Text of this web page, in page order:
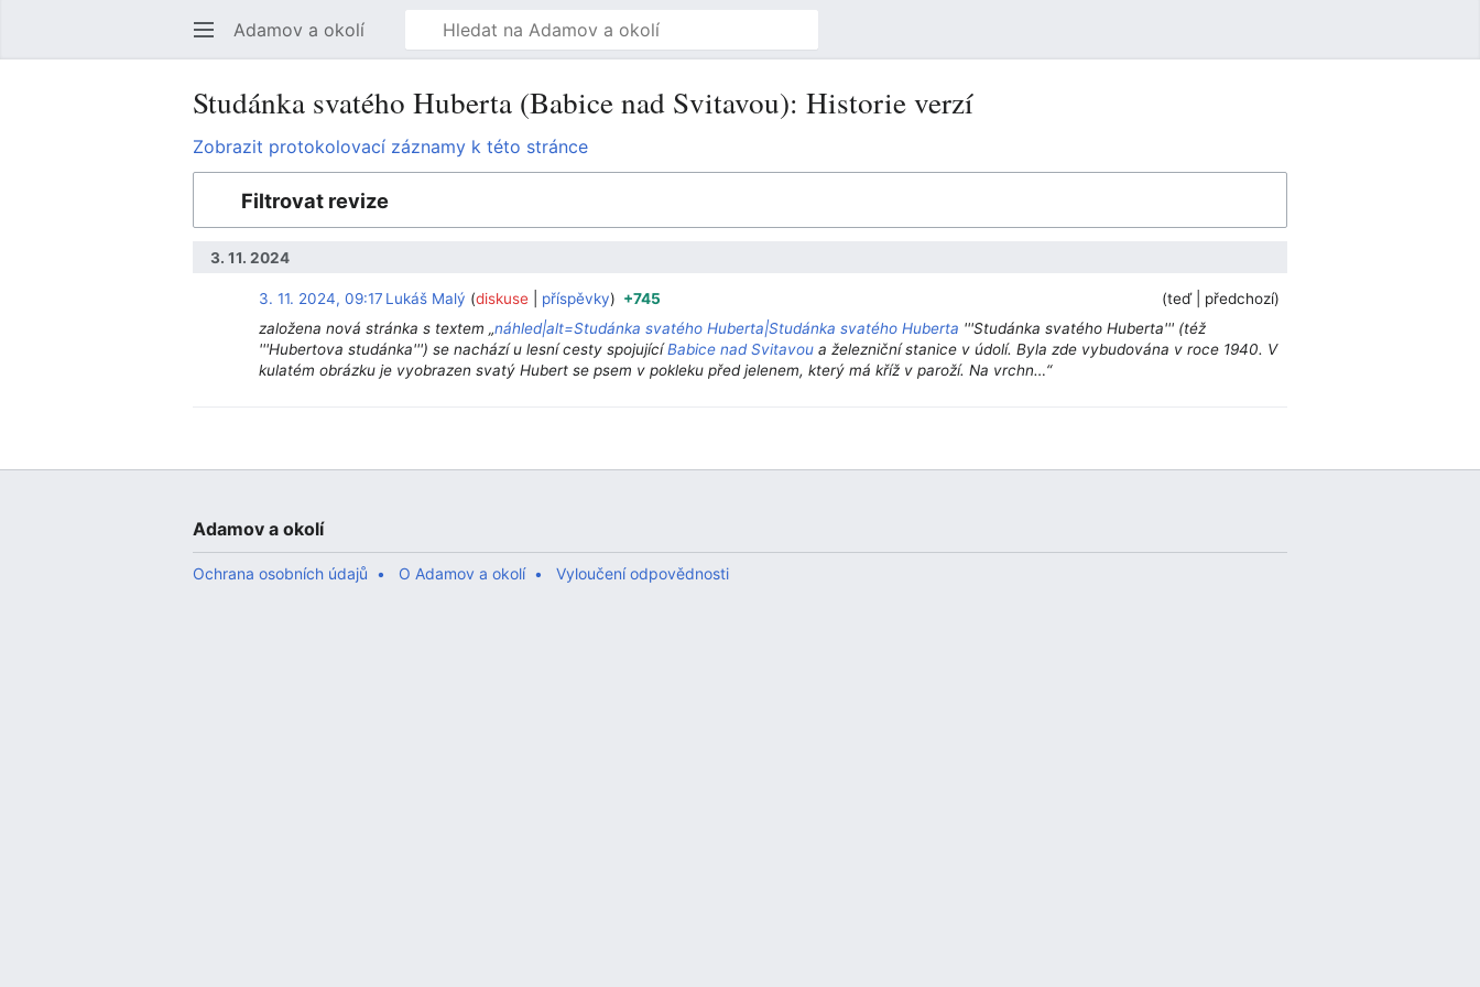
Adamov a okolí
Studánka svatého Huberta (Babice nad Svitavou): Historie verzí
Zobrazit protokolovací záznamy k této stránce
Filtrovat revize
3. 11. 2024
teď předchozí
3. 11. 2024, 09:17 Lukáš Malý diskuse příspěvky
+745
založena nová stránka s textem „náhled|alt=Studánka svatého Huberta|Studánka svatého Huberta '''Studánka svatého Huberta''' (též
'''Hubertova studánka''') se nachází u lesní cesty spojujícíBabice nad Svitavou a železniční stanice v údolí. Byla zde vybudována v roce 1940. V
kulatém obrázku je vyobrazen svatý Hubert se psem v pokleku před jelenem, který má kříž v paroží. Na vrchn…“
Adamov a okolí
Ochrana osobních údajů O Adamov a okolí Vyloučení odpovědnosti